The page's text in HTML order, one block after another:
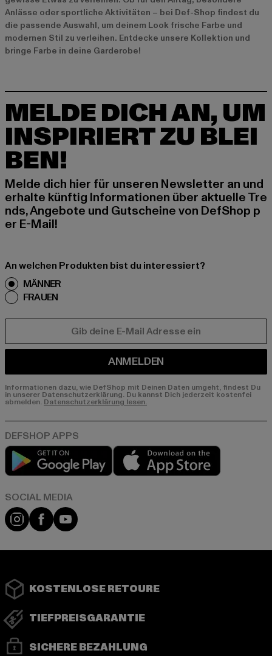
Anlässe oder sportliche Aktivitäten – bei Def-Shop findest du
die passende Auswahl, um deinem Look frische Farbe und
modernen Stil zu verleihen. Entdecke unsere Kollektion und
bringe Farbe in deine Garderobe!
MELDE DICH AN, UM
INSPIRIERT ZU BLEI
BEN!
Melde dich hier für unseren Newsletter an und
erhalte künftig Informationen über aktuelle Tre
nds, Angebote und Gutscheine von DefShop p
er E-Mail!
An welchen Produkten bist du interessiert?
MÄNNER
FRAUEN
ANMELDEN
Informationen dazu, wie DefShop mit Deinen Daten umgeht, findest Du
in unserer Datenschutzerklärung. Du kannst Dich jederzeit kostenfei
abmelden.Datenschutzerklärung lesen.
Play market
Instagram
FacebookYouTube
KOSTENLOSE RETOURE
TIEFPREISGARANTIE
SICHERE BEZAHLUNG